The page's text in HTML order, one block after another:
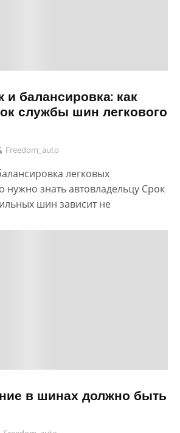
балансировка: как
службы шин легкового
Freedom_auto
легковых
нужно знать автовладельцу Срок
шин зависит не
в шинах должно быть